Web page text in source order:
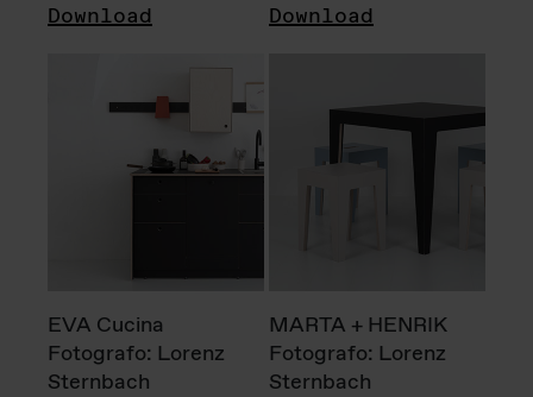
Download Download
EVA Cucina
Fotografo: Lorenz
Sternbach
MARTA + HENRIK
Fotografo: Lorenz
Sternbach